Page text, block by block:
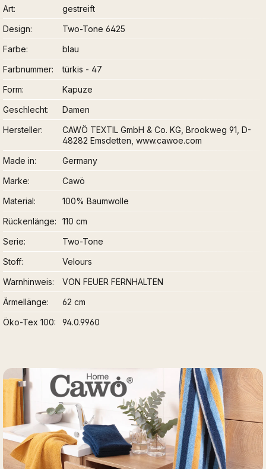
Art
gestreift
Design
Two-Tone 6425
Farbe
blau
Farbnummer
türkis - 47
Form
Kapuze
Geschlecht
Damen
Hersteller
CAWÖ TEXTIL GmbH & Co. KG, Brookweg 91, D-
48282 Emsdetten, www.cawoe.com
Made in
Germany
Marke
Cawö
Material
100% Baumwolle
Rückenlänge
110 cm
Serie
Two-Tone
Stoff
Velours
Warnhinweis
VON FEUER FERNHALTEN
Ärmellänge
62 cm
Öko-Tex 100
94.0.9960